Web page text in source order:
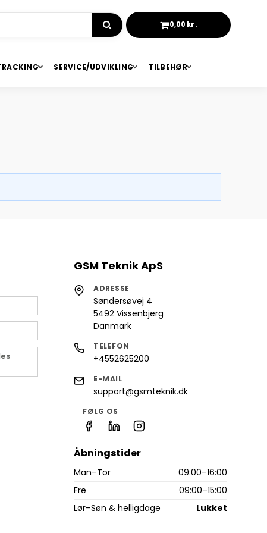
KURV
0,00 kr.
SERVICE/UDVIKLING TILBEHØR
GSM Teknik ApS
ADRESSE
Søndersøvej 4
5492 Vissenbjerg
Danmark
TELEFON
+4552625200
E-MAIL
support@gsmteknik.dk
FØLG OS
Åbningstider
Man–Tor
09:00–16:00
Fre
09:00–15:00
Lør–Søn & helligdage
Lukket